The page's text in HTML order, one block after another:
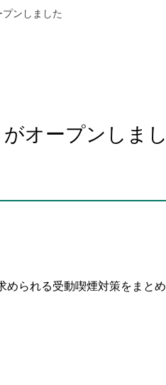
プンしました
オープンしまし
られる受動喫煙対策をまとめ